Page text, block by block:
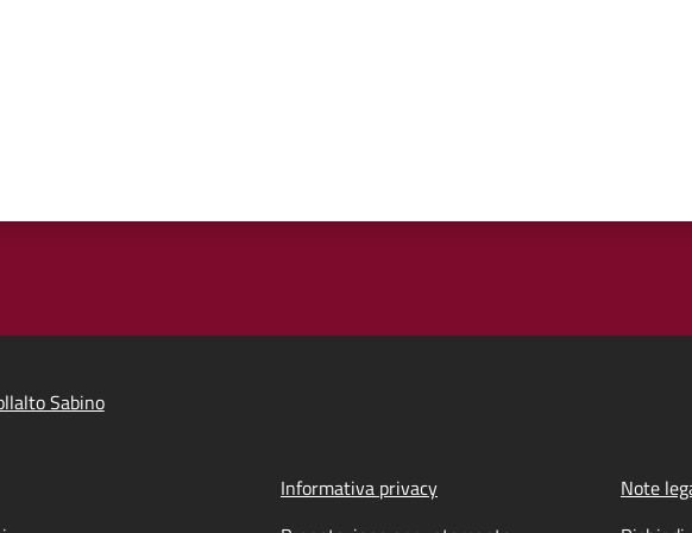
Sabino
Informativa privacy
Note